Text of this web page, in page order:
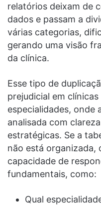
relatórios deixam de
dados e passam a
várias categorias,
gerando uma visão
da clínica.
Esse tipo de
prejudicial em
especialidades, onde
analisada com
estratégicas. Se a
não está organizada,
capacidade de
fundamentais, como:
Qual